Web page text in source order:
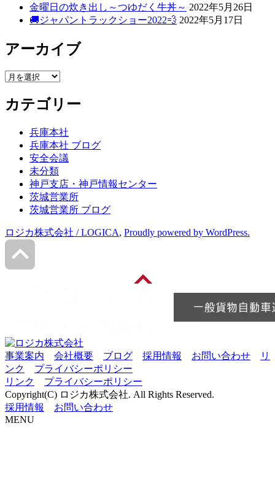
金曜日の炊き出し～つゆだく牛丼～ 2022年5月26日
🚚ジャパントラックショー2022💨 2022年5月17日
アーカイブ
ア
カ
イ
カテゴリー
兵庫本社
兵庫本社 ブログ
安全会議
未分類
神戸支店・神戸情報センター
茨城営業所
茨城営業所 ブログ
ロジカ株式会社 / LOGICA, Proudly powered by WordPress.
事業案内 会社概要 ブログ 採用情報 お問い合わせ
リ
ンク
プライバシーポリシー
リンク
プライバシーポリシー
Copyright(C) ロジカ株式会社. All Rights Reserved.
採用情報
お問い合わせ
MENU